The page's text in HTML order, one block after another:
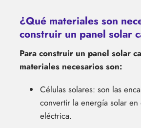
¿Qué materiales son
construir un panel solar
Para construir un panel solar
materiales necesarios son:
Células solares: son las
convertir la energía solar
eléctrica.